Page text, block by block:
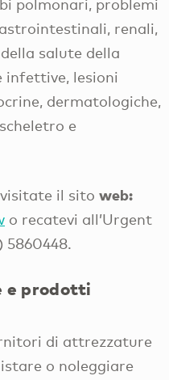
polmonari, problemi
renali,
salute della
infettive, lesioni
dermatologiche,
e
il sito web:
o recatevi all’Urgent
5860448.
e prodotti
di attrezzature
o noleggiare